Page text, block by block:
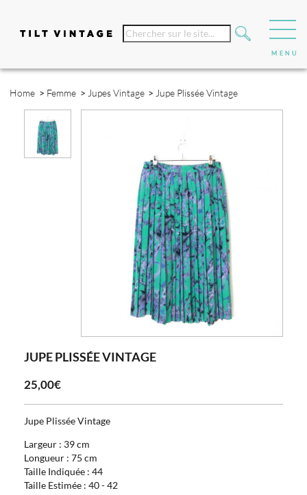
Home > Femme > Jupes Vintage > Jupe Plissée Vintage
JUPE PLISSÉE VINTAGE
25,00€
Jupe Plissée Vintage
Largeur : 39 cm
Longueur : 75 cm
Taille Indiquée : 44
Taille Estimée : 40 - 42